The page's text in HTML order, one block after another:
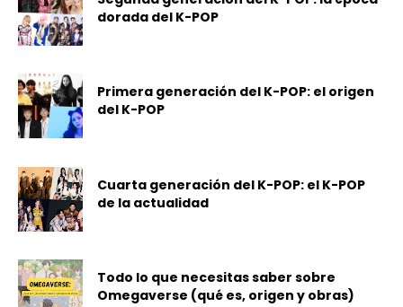
dorada del K-POP
Primera generación del K-POP: el origen
del K-POP
Cuarta generación del K-POP: el K-POP
de la actualidad
Todo lo que necesitas saber sobre
Omegaverse (qué es, origen y obras)